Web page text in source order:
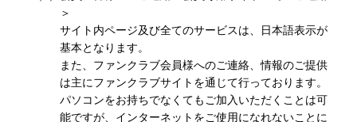
＞
サイト内ページ及び全てのサービスは、日本語表示が
基本となります。
また、ファンクラブ会員様へのご連絡、情報のご提供
は主にファンクラブサイトを通じて行っております。
パソコンをお持ちでなくてもご加入いただくことは可
能ですが、インターネットをご使用になれないことに